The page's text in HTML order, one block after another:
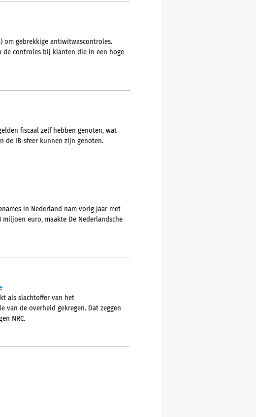
om gebrekkige antiwitwascontroles.
de controles bij klanten die in een hoge
fiscaal zelf hebben genoten, wat
de IB-sfeer kunnen zijn genoten.
in Nederland nam vorig jaar met
euro, maakte De Nederlandsche
als slachtoffer van het
van de overheid gekregen. Dat zeggen
NRC.